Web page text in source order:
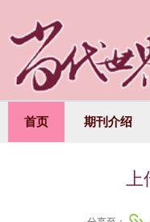
首页 期刊介绍
上